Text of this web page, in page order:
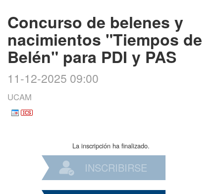
Concurso de belenes y
nacimientos "Tiempos de
Belén" para PDI y PAS
11-12-2025 09:00
UCAM
La inscripción ha finalizado.
INSCRIBIRSE